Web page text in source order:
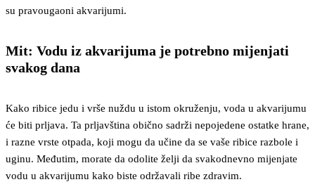
su pravougaoni akvarijumi.
Mit: Vodu iz akvarijuma je potrebno mijenjati
svakog dana
Kako ribice jedu i vrše nuždu u istom okruženju, voda u akvarijumu
će biti prljava. Ta prljavština obično sadrži nepojedene ostatke hrane,
i razne vrste otpada, koji mogu da učine da se vaše ribice razbole i
uginu. Međutim, morate da odolite želji da svakodnevno mijenjate
vodu u akvarijumu kako biste održavali ribe zdravim.